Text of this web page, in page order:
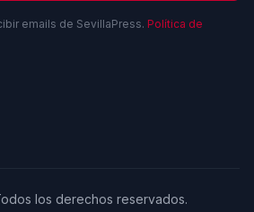
emails de SevillaPress. Política de
los derechos reservados.